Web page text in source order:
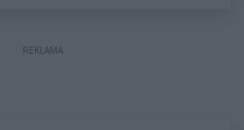
REKLAMA